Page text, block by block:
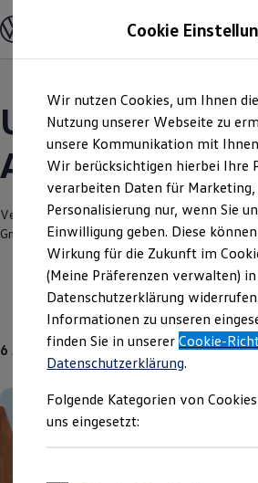
Hauptinhalt
springen
Footer
springen
Modelle und Konfigurator
Konfigurator
Modelle vergleichen
Elektroautos
ENERGY Sondermodelle
Nutzfahrzeuge
SUV und CUV
Familienautos
Kombis
Kompaktwagen
Sportwagen
Schnell verfügbare Fahrzeuge
Angebote und Produkte
Aktuelle Angebote
E-Auto-Förderung
Volkswagen Marktplatz
Die ENERGY Sondermodelle
Junge Gebrauchtwagen und
Volkswagen
Elektromobilität bei
Saisonangebote
Reifenpakete
Leasing
Leasing-Angebote
Unsere
Angebote und
Verantwortlich für die Inhalte auf dieser Seite
GmbH
Impressum & Rechtliches)
6 Angebote
Cookie
Wir nutzen Cookies, um Ihnen
Nutzung unserer Webseite zu
unsere Kommunikation mit
Wir berücksichtigen hierbei Ihre
verarbeiten Daten für
Personalisierung nur, wenn Sie
Einwilligung geben. Diese
Wirkung für die Zukunft im
(Meine Präferenzen verwalten)
Datenschutzerklärung
Informationen zu unseren
finden Sie in unsererCookie-
Datenschutzerklärung.
Folgende Kategorien von
uns eingesetzt: